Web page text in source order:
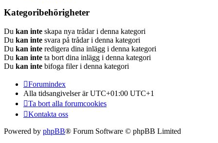
Kategoribehörigheter
Du kan inte skapa nya trådar i denna kategori
Du kan inte svara på trådar i denna kategori
Du kan inte redigera dina inlägg i denna kategori
Du kan inte ta bort dina inlägg i denna kategori
Du kan inte bifoga filer i denna kategori
Forumindex
Alla tidsangivelser är UTC+01:00 UTC+1
Ta bort alla forumcookies
Kontakta oss
Powered by phpBB® Forum Software © phpBB Limited